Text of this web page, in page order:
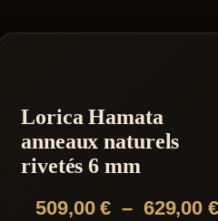
Lorica Hamata
anneaux naturels
rivetés 6 mm
509,00€ – 629,00€